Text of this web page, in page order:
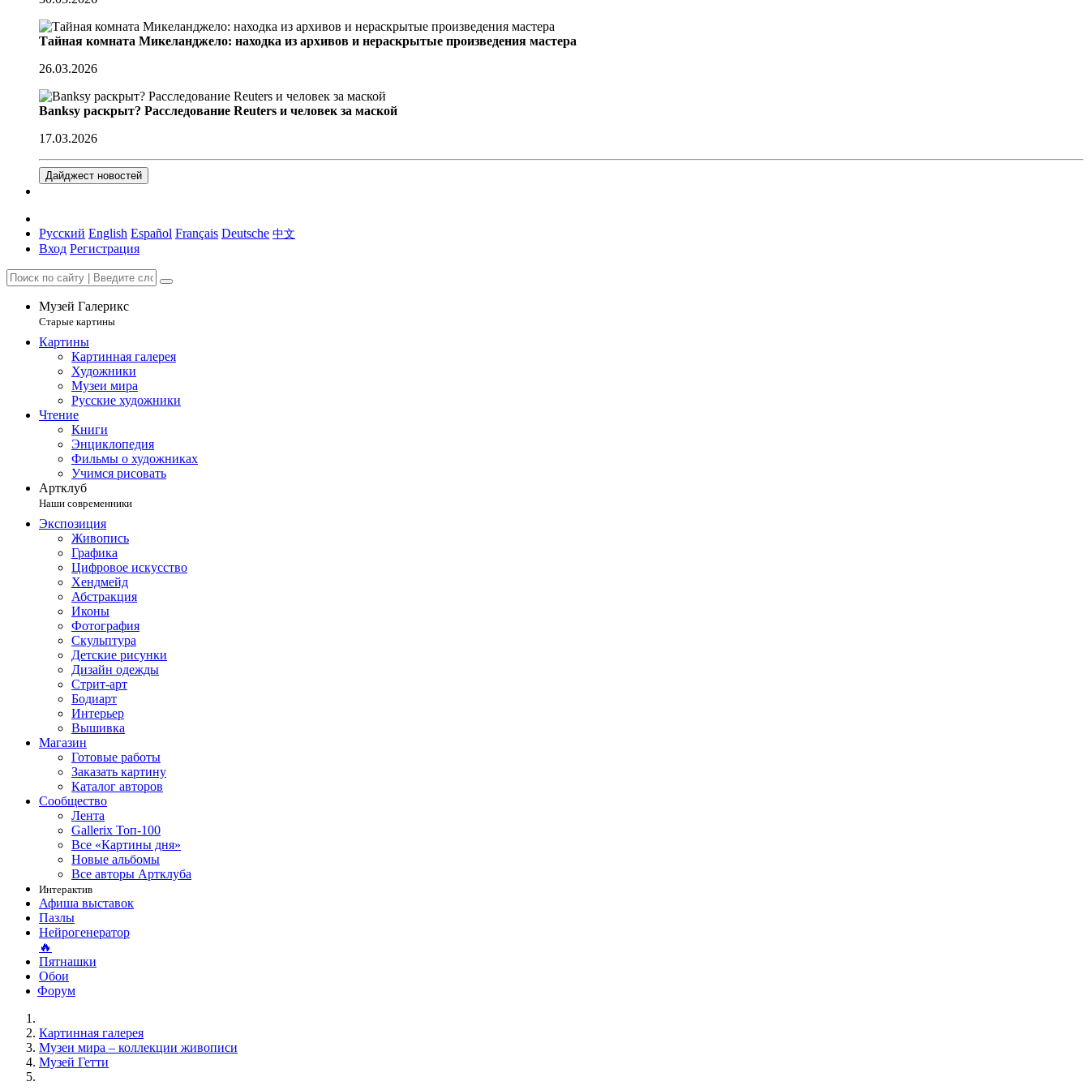
Тайная комната Микеланджело: находка из архивов и нераскрытые произведения мастера
26.03.2026
Banksy раскрыт? Расследование Reuters и человек за маской
17.03.2026
Дайджест новостей
Русский English Español Français Deutsche 中文
Вход Регистрация
Музей Галерикс
Старые картины
Картины
Картинная галерея
Художники
Музеи мира
Русские художники
Чтение
Книги
Энциклопедия
Фильмы о художниках
Учимся рисовать
Артклуб
Наши современники
Экспозиция
Живопись
Графика
Цифровое искусство
Хендмейд
Абстракция
Иконы
Фотография
Скульптура
Детские рисунки
Дизайн одежды
Стрит-арт
Бодиарт
Интерьер
Вышивка
Магазин
Готовые работы
Заказать картину
Каталог авторов
Сообщество
Лента
Gallerix Топ-100
Все «Картины дня»
Новые альбомы
Все авторы Артклуба
Интерактив
Афиша выставок
Пазлы
Нейрогенератор
🔥
Пятнашки
Обои
Форум
Картинная галерея
Музеи мира – коллекции живописи
Музей Гетти